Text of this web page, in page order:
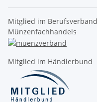
Mitglied im
Münzenfachhandels
Mitglied im Händlerbund